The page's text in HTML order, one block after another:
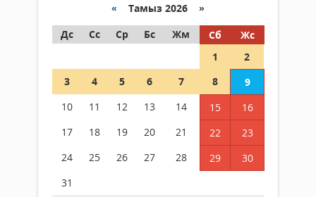
« Тамыз 2026 »
Дс
Сс Ср Бс Жм Сб
Жс
1
2
3
4 5 6 7 8
9
10
11 12 13 14 15
16
17
18 19 20 21 22
23
24
25 26 27 28 29
30
31